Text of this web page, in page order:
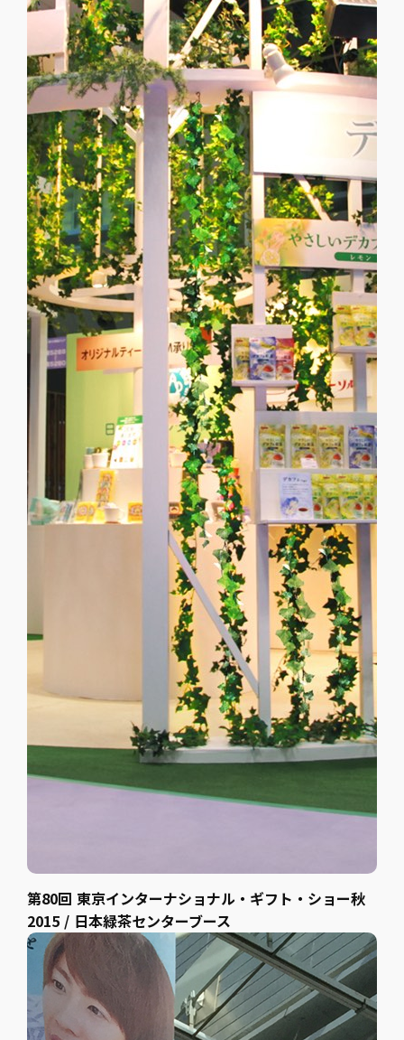
第80回 東京インターナショナル・ギフト・ショー秋
2015 / 日本緑茶センターブース